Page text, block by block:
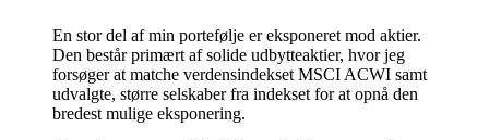
En stor del af min portefølje er eksponeret mod aktier.
Den består primært af solide udbytteaktier, hvor jeg
forsøger at matche verdensindekset MSCI ACWI samt
udvalgte, større selskaber fra indekset for at opnå den
bredest mulige eksponering.